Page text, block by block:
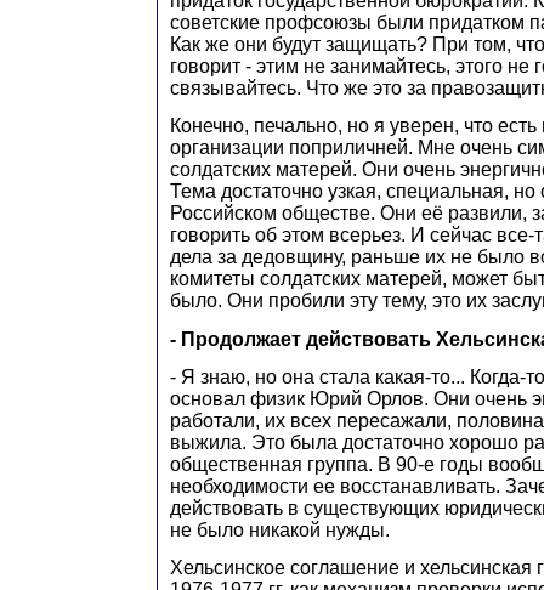
советские профсоюзы были придатком
Как же они будут защищать? При том,
говорит - этим не занимайтесь, этого не
связывайтесь. Что же это за
Конечно, печально, но я уверен, что
организации поприличней. Мне очень
солдатских матерей. Они очень
Тема достаточно узкая, специальная,
Российском обществе. Они её развили,
говорить об этом всерьез. И сейчас все-
дела за дедовщину, раньше их не было
комитеты солдатских матерей, может
было. Они пробили эту тему, это их
- Продолжает действовать
- Я знаю, но она стала какая-то... Когда-
основал физик Юрий Орлов. Они очень
работали, их всех пересажали,
выжила. Это была достаточно хорошо
общественная группа. В 90-е годы
необходимости ее восстанавливать.
действовать в существующих
не было никакой нужды.
Хельсинское соглашение и хельсинская